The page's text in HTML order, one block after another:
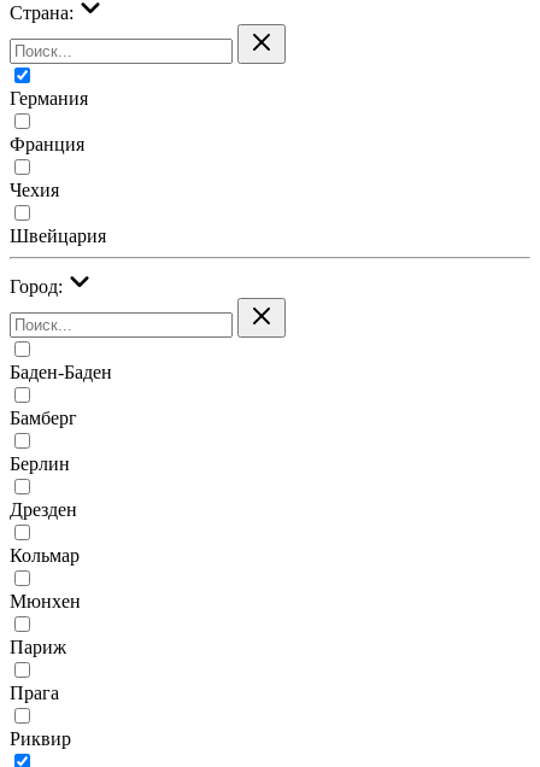
Страна:
Германия
Франция
Чехия
Швейцария
Город:
Баден-Баден
Бамберг
Берлин
Дрезден
Кольмар
Мюнхен
Париж
Прага
Риквир